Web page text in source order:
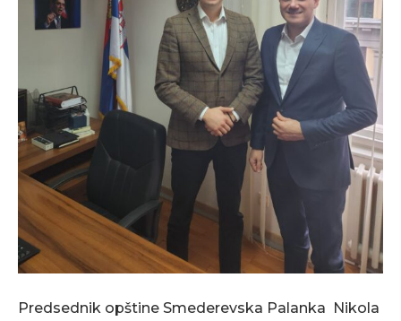
Predsednik opštine Smederevska Palanka Nikola